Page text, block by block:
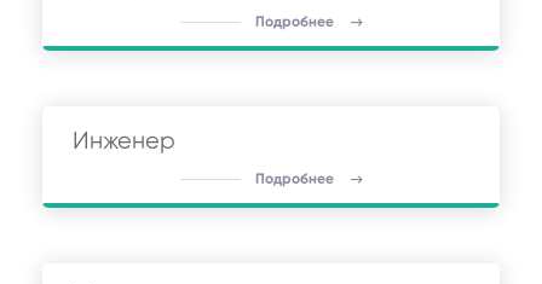
Подробнее
Инженер
Подробнее